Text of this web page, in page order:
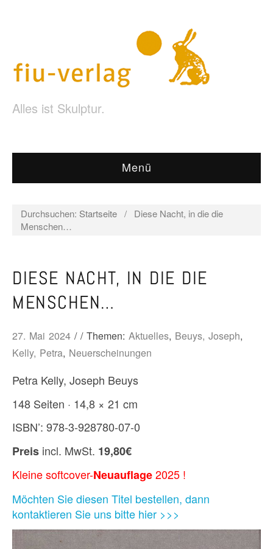
Alles ist Skulptur.
Menü
Durchsuchen: Startseite /
Diese Nacht, in die die
Menschen…
DIESE NACHT, IN DIE DIE
MENSCHEN…
27. Mai 2024 / / Themen: Aktuelles, Beuys, Joseph,
Kelly, Petra, Neuerscheinungen
Petra Kelly, Joseph Beuys
148 Seiten · 14,8 × 21 cm
ISBN’: 978-3-928780-07-0
Preis incl. MwSt. 19,80€
Kleine softcover-Neuauflage2025 !
Möchten Sie diesen Titel bestellen, dann
kontaktieren Sie uns bitte hier >>>